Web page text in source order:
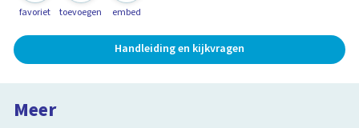
favoriet toevoegen embed
Handleiding en kijkvragen
Meer